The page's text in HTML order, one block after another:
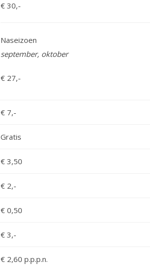
€ 30,-
Naseizoen
september, oktober
€ 27,-
€ 7,-
Gratis
€ 3,50
€ 2,-
€ 0,50
€ 3,-
€ 2,60 p.p.p.n.